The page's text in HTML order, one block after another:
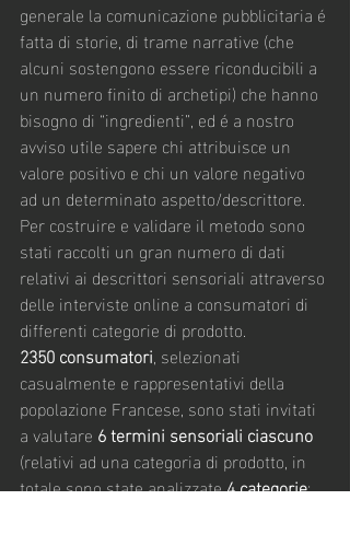
generale la comunicazione pubblicitaria é
fatta di storie, di trame narrative (che
alcuni sostengono essere riconducibili a
un numero finito di archetipi) che hanno
bisogno di “ingredienti”, ed é a nostro
avviso utile sapere chi attribuisce un
valore positivo e chi un valore negativo
ad un determinato aspetto/descrittore.
Per costruire e validare il metodo sono
stati raccolti un gran numero di dati
relativi ai descrittori sensoriali attraverso
delle interviste online a consumatori di
differenti categorie di prodotto.
2350 consumatori, selezionati
casualmente e rappresentativi della
popolazione Francese, sono stati invitati
a valutare 6 termini sensoriali ciascuno
(relativi ad una categoria di prodotto, in
totale sono state analizzate 4 categorie: